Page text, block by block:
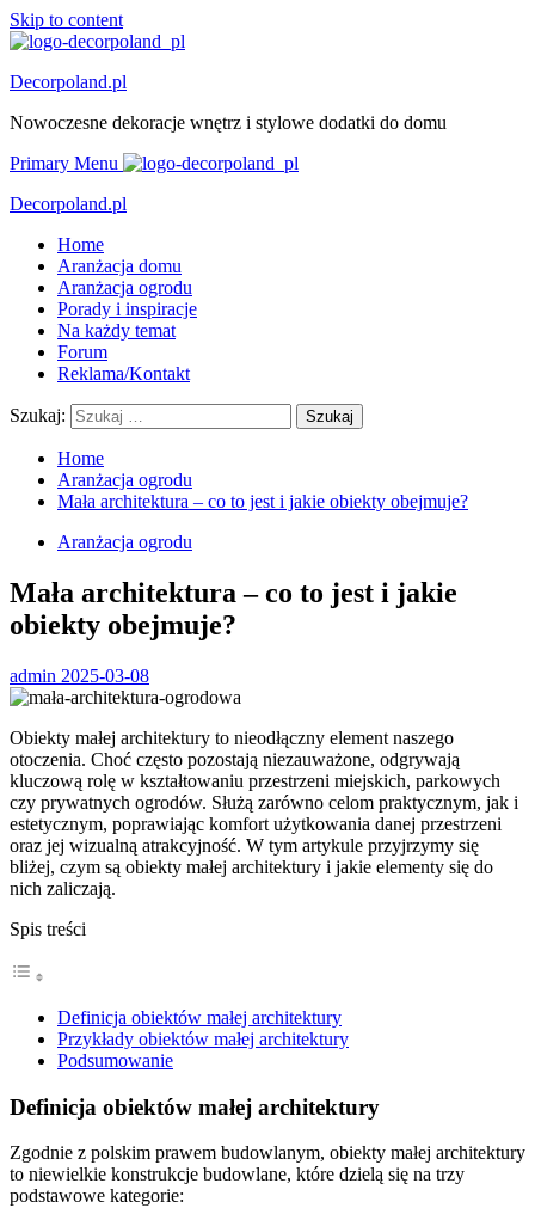
Skip to content
Decorpoland.pl
Nowoczesne dekoracje wnętrz i stylowe dodatki do domu
Primary Menu
Decorpoland.pl
Home
Aranżacja domu
Aranżacja ogrodu
Porady i inspiracje
Na każdy temat
Forum
Reklama/Kontakt
Szukaj:
Home
Aranżacja ogrodu
Mała architektura – co to jest i jakie obiekty obejmuje?
Aranżacja ogrodu
Mała architektura – co to jest i jakie
obiekty obejmuje?
admin 2025-03-08
Obiekty małej architektury to nieodłączny element naszego
otoczenia. Choć często pozostają niezauważone, odgrywają
kluczową rolę w kształtowaniu przestrzeni miejskich, parkowych
czy prywatnych ogrodów. Służą zarówno celom praktycznym, jak i
estetycznym, poprawiając komfort użytkowania danej przestrzeni
oraz jej wizualną atrakcyjność. W tym artykule przyjrzymy się
bliżej, czym są obiekty małej architektury i jakie elementy się do
nich zaliczają.
Spis treści
Definicja obiektów małej architektury
Przykłady obiektów małej architektury
Podsumowanie
Definicja obiektów małej architektury
Zgodnie z polskim prawem budowlanym, obiekty małej architektury
to niewielkie konstrukcje budowlane, które dzielą się na trzy
podstawowe kategorie: